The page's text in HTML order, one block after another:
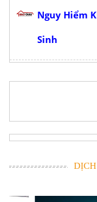
Nguy Hiểm
Sinh